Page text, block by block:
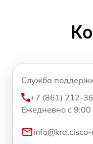
Служба
+7 (861) 212-
Ежедневно с